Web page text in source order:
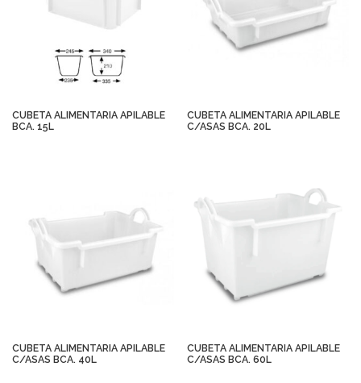
CUBETA ALIMENTARIA APILABLE
BCA. 15L
CUBETA ALIMENTARIA APILABLE
C/ASAS BCA. 20L
CUBETA ALIMENTARIA APILABLE
C/ASAS BCA. 40L
CUBETA ALIMENTARIA APILABLE
C/ASAS BCA. 60L